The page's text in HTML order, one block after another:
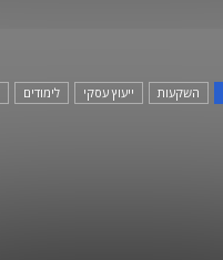
השקעות ייעוץ עסקי לימודים